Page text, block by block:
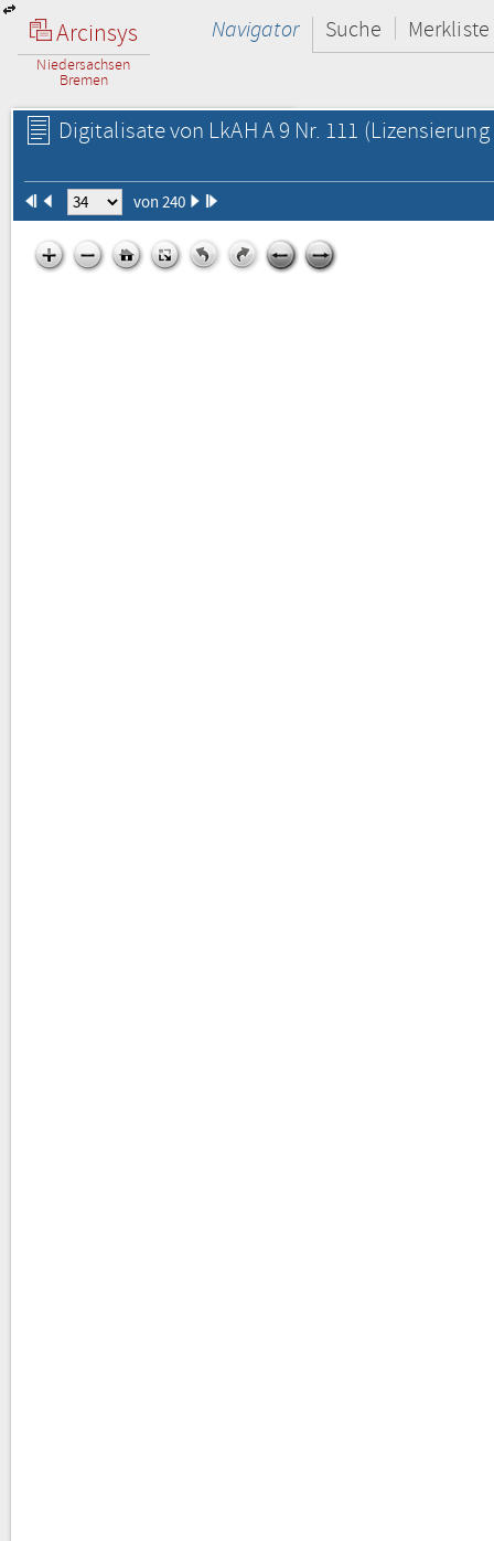
Arcinsys
Niedersachsen
Bremen
Navigator Suche Merkliste
Digitalisate von LkAH A 9 Nr. 111
von 240